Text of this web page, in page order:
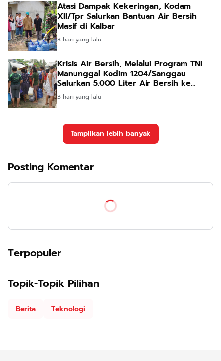
Atasi Dampak Kekeringan, Kodam
XII/Tpr Salurkan Bantuan Air Bersih
Masif di Kalbar
3 hari yang lalu
Krisis Air Bersih, Melalui Program TNI
Manunggal Kodim 1204/Sanggau
Salurkan 5.000 Liter Air Bersih ke
Warga Desa Entakai
3 hari yang lalu
Tampilkan lebih banyak
Posting Komentar
Terpopuler
Topik-Topik Pilihan
Berita Teknologi